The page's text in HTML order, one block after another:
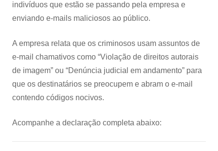
indivíduos que estão se passando pela empresa e
enviando e-mails maliciosos ao público.
A empresa relata que os criminosos usam assuntos de
e-mail chamativos como “Violação de direitos autorais
de imagem” ou “Denúncia judicial em andamento” para
que os destinatários se preocupem e abram o e-mail
contendo códigos nocivos.
Acompanhe a declaração completa abaixo: